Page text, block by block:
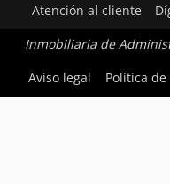
Atención al cliente
Inmobiliaria de
Aviso legal
Política